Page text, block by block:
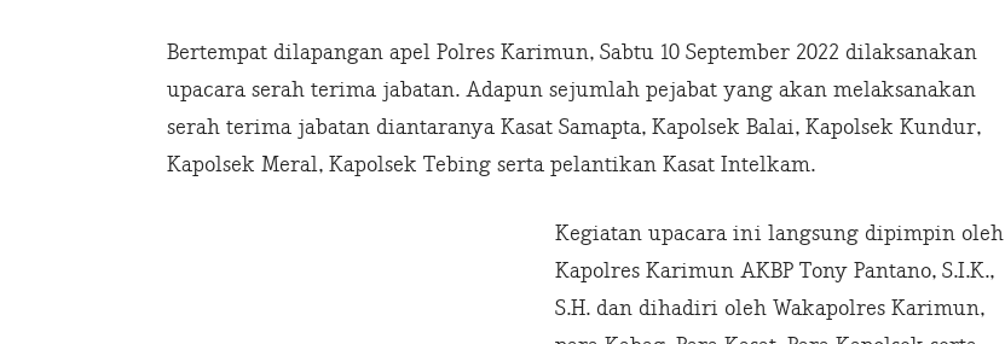
Bertempat dilapangan apel Polres Karimun, Sabtu 10 September 2022 dilaksanakan
upacara serah terima jabatan. Adapun sejumlah pejabat yang akan melaksanakan
serah terima jabatan diantaranya Kasat Samapta, Kapolsek Balai, Kapolsek Kundur,
Kapolsek Meral, Kapolsek Tebing serta pelantikan Kasat Intelkam.
Kegiatan upacara ini langsung dipimpin oleh
Kapolres Karimun AKBP Tony Pantano, S.I.K.,
S.H. dan dihadiri oleh Wakapolres Karimun,